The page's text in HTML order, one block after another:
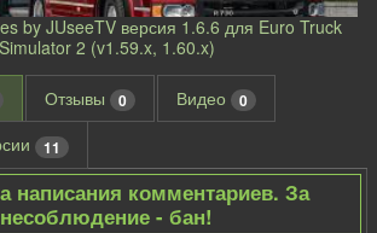
by JUseeTV версия 1.6.6 для Euro Truck
Simulator 2 (v1.59.x, 1.60.x)
Отзывы 0 Видео 0
11
написания комментариев. За
несоблюдение - бан!